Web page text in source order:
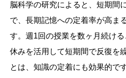
脳科学の研究によると、短期間
で、長期記憶への定着率が高ま
す。週1回の授業を数ヶ月続け
休みを活用して短期間で反復を
とは、知識の定着にも効果的です